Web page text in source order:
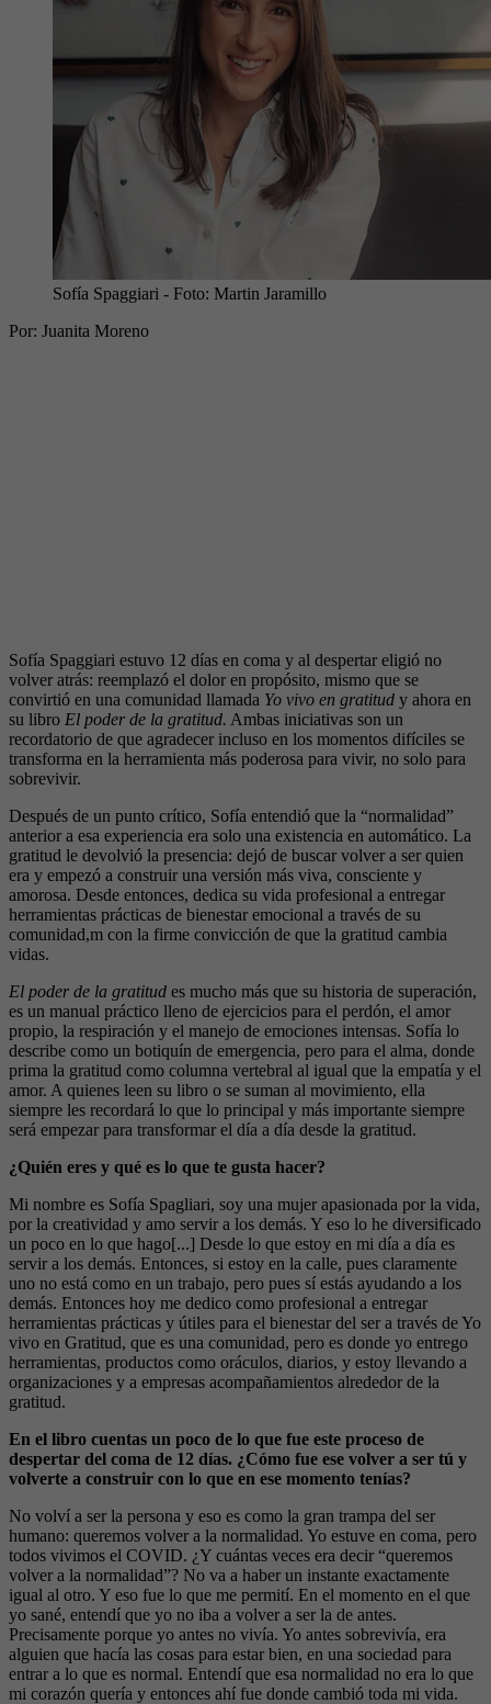
Sofía Spaggiari - Foto: Martin Jaramillo
Por: Juanita Moreno
Sofía Spaggiari estuvo 12 días en coma y al despertar eligió no
volver atrás: reemplazó el dolor en propósito, mismo que se
convirtió en una comunidad llamada Yo vivo en gratitud y ahora en
su libro El poder de la gratitud. Ambas iniciativas son un
recordatorio de que agradecer incluso en los momentos difíciles se
transforma en la herramienta más poderosa para vivir, no solo para
sobrevivir.
Después de un punto crítico, Sofía entendió que la “normalidad”
anterior a esa experiencia era solo una existencia en automático. La
gratitud le devolvió la presencia: dejó de buscar volver a ser quien
era y empezó a construir una versión más viva, consciente y
amorosa. Desde entonces, dedica su vida profesional a entregar
herramientas prácticas de bienestar emocional a través de su
comunidad,m con la firme convicción de que la gratitud cambia
vidas.
El poder de la gratitud es mucho más que su historia de superación,
es un manual práctico lleno de ejercicios para el perdón, el amor
propio, la respiración y el manejo de emociones intensas. Sofía lo
describe como un botiquín de emergencia, pero para el alma, donde
prima la gratitud como columna vertebral al igual que la empatía y el
amor. A quienes leen su libro o se suman al movimiento, ella
siempre les recordará lo que lo principal y más importante siempre
será empezar para transformar el día a día desde la gratitud.
¿Quién eres y qué es lo que te gusta hacer?
Mi nombre es Sofía Spagliari, soy una mujer apasionada por la vida,
por la creatividad y amo servir a los demás. Y eso lo he diversificado
un poco en lo que hago[...] Desde lo que estoy en mi día a día es
servir a los demás. Entonces, si estoy en la calle, pues claramente
uno no está como en un trabajo, pero pues sí estás ayudando a los
demás. Entonces hoy me dedico como profesional a entregar
herramientas prácticas y útiles para el bienestar del ser a través de Yo
vivo en Gratitud, que es una comunidad, pero es donde yo entrego
herramientas, productos como oráculos, diarios, y estoy llevando a
organizaciones y a empresas acompañamientos alrededor de la
gratitud.
En el libro cuentas un poco de lo que fue este proceso de
despertar del coma de 12 días. ¿Cómo fue ese volver a ser tú y
volverte a construir con lo que en ese momento tenías?
No volví a ser la persona y eso es como la gran trampa del ser
humano: queremos volver a la normalidad. Yo estuve en coma, pero
todos vivimos el COVID. ¿Y cuántas veces era decir “queremos
volver a la normalidad”? No va a haber un instante exactamente
igual al otro. Y eso fue lo que me permití. En el momento en el que
yo sané, entendí que yo no iba a volver a ser la de antes.
Precisamente porque yo antes no vivía. Yo antes sobrevivía, era
alguien que hacía las cosas para estar bien, en una sociedad para
entrar a lo que es normal. Entendí que esa normalidad no era lo que
mi corazón quería y entonces ahí fue donde cambió toda mi vida.